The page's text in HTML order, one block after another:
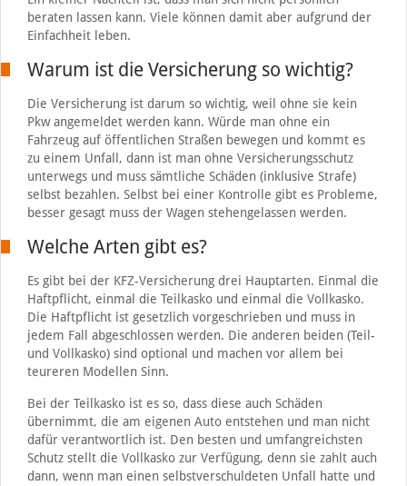
beraten lassen kann. Viele können damit aber aufgrund der
Einfachheit leben.
Warum ist die Versicherung so wichtig?
Die Versicherung ist darum so wichtig, weil ohne sie kein
Pkw angemeldet werden kann. Würde man ohne ein
Fahrzeug auf öffentlichen Straßen bewegen und kommt es
zu einem Unfall, dann ist man ohne Versicherungsschutz
unterwegs und muss sämtliche Schäden (inklusive Strafe)
selbst bezahlen. Selbst bei einer Kontrolle gibt es Probleme,
besser gesagt muss der Wagen stehengelassen werden.
Welche Arten gibt es?
Es gibt bei der KFZ-Versicherung drei Hauptarten. Einmal die
Haftpflicht, einmal die Teilkasko und einmal die Vollkasko.
Die Haftpflicht ist gesetzlich vorgeschrieben und muss in
jedem Fall abgeschlossen werden. Die anderen beiden (Teil-
und Vollkasko) sind optional und machen vor allem bei
teureren Modellen Sinn.
Bei der Teilkasko ist es so, dass diese auch Schäden
übernimmt, die am eigenen Auto entstehen und man nicht
dafür verantwortlich ist. Den besten und umfangreichsten
Schutz stellt die Vollkasko zur Verfügung, denn sie zahlt auch
dann, wenn man einen selbstverschuldeten Unfall hatte und